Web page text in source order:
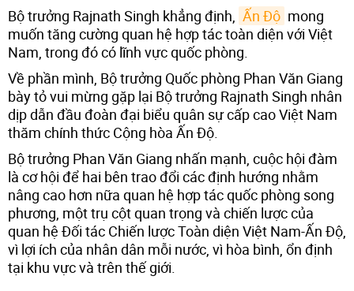
Bộ trưởng Rajnath Singh khẳng định, Ấn Độ mong
muốn tăng cường quan hệ hợp tác toàn diện với Việt
Nam, trong đó có lĩnh vực quốc phòng.
Về phần mình, Bộ trưởng Quốc phòng Phan Văn Giang
bày tỏ vui mừng gặp lại Bộ trưởng Rajnath Singh nhân
dịp dẫn đầu đoàn đại biểu quân sự cấp cao Việt Nam
thăm chính thức Cộng hòa Ấn Độ.
Bộ trưởng Phan Văn Giang nhấn mạnh, cuộc hội đàm
là cơ hội để hai bên trao đổi các định hướng nhằm
nâng cao hơn nữa quan hệ hợp tác quốc phòng song
phương, một trụ cột quan trọng và chiến lược của
quan hệ Đối tác Chiến lược Toàn diện Việt Nam-Ấn Độ,
vì lợi ích của nhân dân mỗi nước, vì hòa bình, ổn định
tại khu vực và trên thế giới.